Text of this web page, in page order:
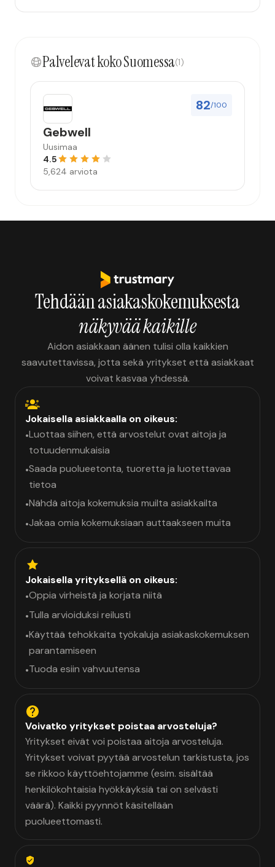
Palvelevat koko Suomessa(1)
82/100
Gebwell
Uusimaa
4.5
5,624 arviota
Tehdään asiakaskokemuksesta
näkyvää kaikille
Aidon asiakkaan äänen tulisi olla kaikkien
saavutettavissa, jotta sekä yritykset että asiakkaat
voivat kasvaa yhdessä.
Jokaisella asiakkaalla on oikeus:
•Luottaa siihen, että arvostelut ovat aitoja ja
totuudenmukaisia
•Saada puolueetonta, tuoretta ja luotettavaa
tietoa
•Nähdä aitoja kokemuksia muilta asiakkailta
•Jakaa omia kokemuksiaan auttaakseen muita
Jokaisella yrityksellä on oikeus:
•Oppia virheistä ja korjata niitä
•Tulla arvioiduksi reilusti
•Käyttää tehokkaita työkaluja asiakaskokemuksen
parantamiseen
•Tuoda esiin vahvuutensa
Voivatko yritykset poistaa arvosteluja?
Yritykset eivät voi poistaa aitoja arvosteluja.
Yritykset voivat pyytää arvostelun tarkistusta, jos
se rikkoo käyttöehtojamme (esim. sisältää
henkilökohtaisia hyökkäyksiä tai on selvästi
väärä). Kaikki pyynnöt käsitellään
puolueettomasti.